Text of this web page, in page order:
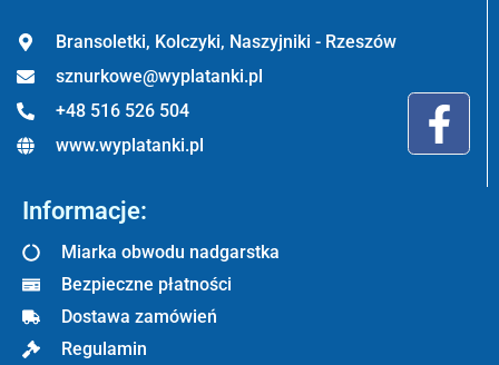
Bransoletki, Kolczyki, Naszyjniki - Rzeszów
sznurkowe@wyplatanki.pl
+48 516 526 504
www.wyplatanki.pl
Informacje:
Miarka obwodu nadgarstka
Bezpieczne płatności
Dostawa zamówień
Regulamin